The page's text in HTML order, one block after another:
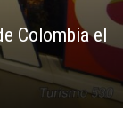
Colombia el